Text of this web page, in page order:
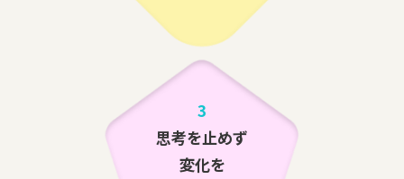
3
思考を止めず
変化を